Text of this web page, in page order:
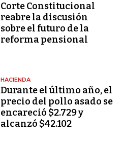
Corte Constitucional
reabre la discusión
sobre el futuro de la
reforma pensional
HACIENDA
Durante el último año, el
precio del pollo asado se
encareció $2.729 y
alcanzó $42.102